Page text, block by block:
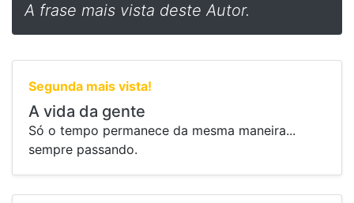
A frase mais vista deste Autor.
Segunda mais vista!
A vida da gente
Só o tempo permanece da mesma maneira...
sempre passando.